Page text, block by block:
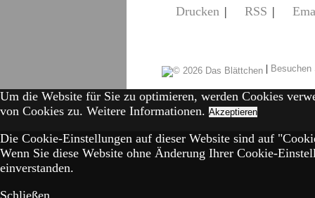
Drucken | RSS |
|
Um die Website für Sie zu optimieren, werden Cookies
von Cookies zu. Weitere Informationen. Akzeptieren
Die Cookie-Einstellungen auf dieser Website sind auf
Wenn Sie diese Website ohne Änderung Ihrer Cookie-
einverstanden.
Schließen